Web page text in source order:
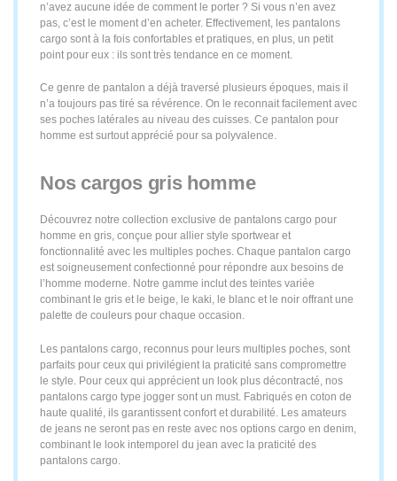
n’avez aucune idée de comment le porter ? Si vous n’en avez
pas, c’est le moment d’en acheter. Effectivement, les pantalons
cargo sont à la fois confortables et pratiques, en plus, un petit
point pour eux : ils sont très tendance en ce moment.
Ce genre de pantalon a déjà traversé plusieurs époques, mais il
n’a toujours pas tiré sa révérence. On le reconnait facilement avec
ses poches latérales au niveau des cuisses. Ce pantalon pour
homme est surtout apprécié pour sa polyvalence.
Nos cargos gris homme
Découvrez notre collection exclusive de pantalons cargo pour
homme en gris, conçue pour allier style sportwear et
fonctionnalité avec les multiples poches. Chaque pantalon cargo
est soigneusement confectionné pour répondre aux besoins de
l’homme moderne. Notre gamme inclut des teintes variée
combinant le gris et le beige, le kaki, le blanc et le noir offrant une
palette de couleurs pour chaque occasion.
Les pantalons cargo, reconnus pour leurs multiples poches, sont
parfaits pour ceux qui privilégient la praticité sans compromettre
le style. Pour ceux qui apprécient un look plus décontracté, nos
pantalons cargo type jogger sont un must. Fabriqués en coton de
haute qualité, ils garantissent confort et durabilité. Les amateurs
de jeans ne seront pas en reste avec nos options cargo en denim,
combinant le look intemporel du jean avec la praticité des
pantalons cargo.